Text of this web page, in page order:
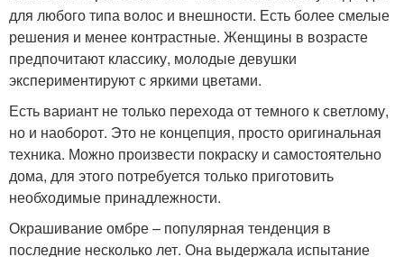
для любого типа волос и внешности. Есть более смелые
решения и менее контрастные. Женщины в возрасте
предпочитают классику, молодые девушки
экспериментируют с яркими цветами.
Есть вариант не только перехода от темного к светлому,
но и наоборот. Это не концепция, просто оригинальная
техника. Можно произвести покраску и самостоятельно
дома, для этого потребуется только приготовить
необходимые принадлежности.
Окрашивание омбре – популярная тенденция в
последние несколько лет. Она выдержала испытание